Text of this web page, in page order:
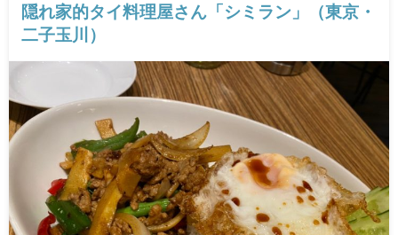
隠れ家的タイ料理屋さん「シミラン」（東京・
二子玉川）